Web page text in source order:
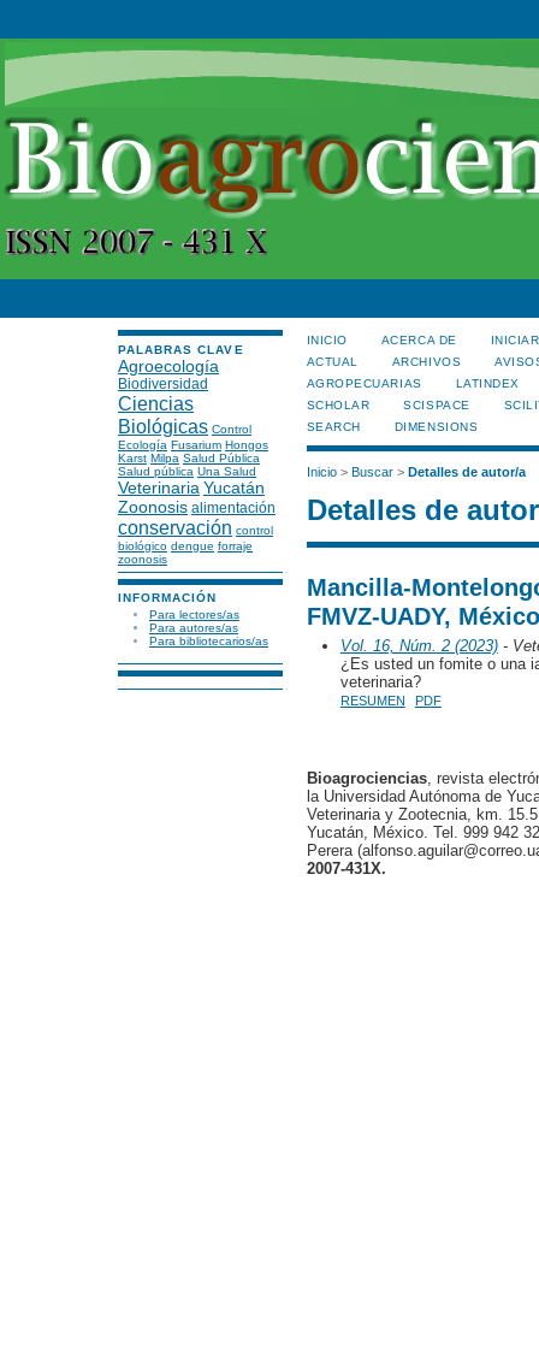
PALABRAS CLAVE
Agroecología
Biodiversidad
Ciencias
Biológicas Control
Ecología Fusarium Hongos
Karst Milpa Salud Pública
Salud pública Una Salud
Veterinaria Yucatán
Zoonosis alimentación
conservación control
biológico dengue forraje
zoonosis
INFORMACIÓN
Para lectores/as
Para autores/as
Para bibliotecarios/as
INICIO ACERCA DE
ACTUAL
ARCHIVOS
AGROPECUARIAS
LATINDEX
SCHOLAR
SCISPACE
SEARCH
DIMENSIONS
Inicio> Buscar> Detalles de autor/a
Detalles de
Mancilla-
FMVZ-UADY, México
Vol. 16, Núm. 2 (2023)-
¿Es usted un fomite o una
veterinaria?
RESUMEN PDF
Bioagrociencias, revista
la Universidad Autónoma de
Veterinaria y Zootecnia, km.
Yucatán, México. Tel. 999 942
Perera
2007-431X.